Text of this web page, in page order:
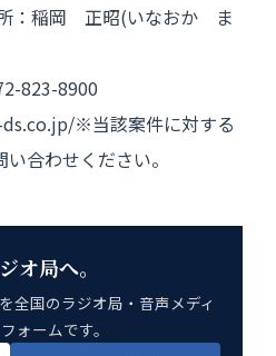
：稲岡 正昭(いなおか ま
823-8900
※当該案件に対する
合わせください。
オ局へ。
全国のラジオ局・音声メディ
ォームです。